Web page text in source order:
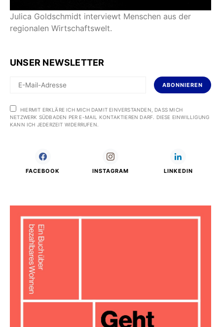
Julica Goldschmidt interviewt Menschen aus der
regionalen Wirtschaftswelt.
UNSER NEWSLETTER
ABONNIEREN
HIERMIT ERKLÄRE ICH MICH DAMIT EINVERSTANDEN, DASS MICH
NETZWERK SÜDBADEN PER E-MAIL KONTAKTIEREN DARF. DIESE EINWILLIGUNG
KANN ICH JEDERZEIT WIDERRUFEN.
FACEBOOK INSTAGRAM LINKEDIN